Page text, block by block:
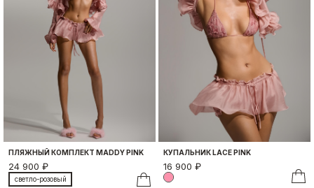
ПЛЯЖНЫЙ КОМПЛЕКТ MADDY PINK
24 900 ₽
светло-розовый
КУПАЛЬНИК LACE PINK
16 900 ₽